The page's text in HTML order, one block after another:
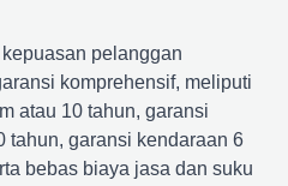
pelanggan
komprehensif, meliputi
atau 10 tahun, garansi
tahun, garansi kendaraan 6
bebas biaya jasa dan suku